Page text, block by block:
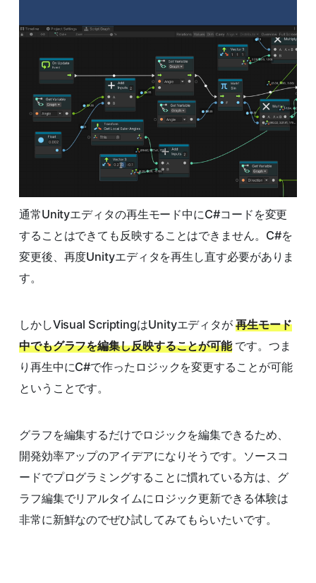
通常Unityエディタの再生モード中にC#コードを変更
することはできても反映することはできません。C#を
変更後、再度Unityエディタを再生し直す必要がありま
す。
しかしVisual ScriptingはUnityエディタが再生モード
中でもグラフを編集し反映することが可能です。つま
り再生中にC#で作ったロジックを変更することが可能
ということです。
グラフを編集するだけでロジックを編集できるため、
開発効率アップのアイデアになりそうです。ソースコ
ードでプログラミングすることに慣れている方は、グ
ラフ編集でリアルタイムにロジック更新できる体験は
非常に新鮮なのでぜひ試してみてもらいたいです。